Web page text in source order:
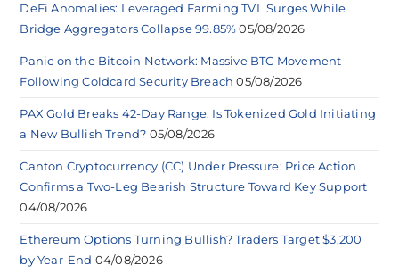
DeFi Anomalies: Leveraged Farming TVL Surges While
Bridge Aggregators Collapse 99.85% 05/08/2026
Panic on the Bitcoin Network: Massive BTC Movement
Following Coldcard Security Breach 05/08/2026
PAX Gold Breaks 42-Day Range: Is Tokenized Gold Initiating
a New Bullish Trend? 05/08/2026
Canton Cryptocurrency (CC) Under Pressure: Price Action
Confirms a Two-Leg Bearish Structure Toward Key Support
04/08/2026
Ethereum Options Turning Bullish? Traders Target $3,200
by Year-End 04/08/2026